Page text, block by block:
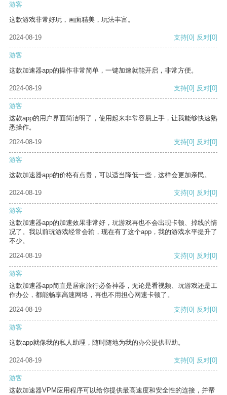
游客
这款游戏非常好玩，画面精美，玩法丰富。
2024-08-19 支持[0] 反对[0]
游客
这款加速器app的操作非常简单，一键加速就能开启，非常方便。
2024-08-19 支持[0] 反对[0]
游客
这款app的用户界面简洁明了，使用起来非常容易上手，让我能够快速熟
悉操作。
2024-08-19
支持[0] 反对[0]
游客
这款加速器app的价格有点贵，可以适当降低一些，这样会更加亲民。
2024-08-19 支持[0] 反对[0]
游客
这款加速器app的加速效果非常好，玩游戏再也不会出现卡顿、掉线的情
况了。我以前玩游戏经常会输，现在有了这个app，我的游戏水平提升了
不少。
2024-08-19
支持[0] 反对[0]
游客
这款加速器app简直是居家旅行必备神器，无论是看视频、玩游戏还是工
作办公，都能畅享高速网络，再也不用担心网速卡顿了。
2024-08-19
支持[0] 反对[0]
游客
这款app就像我的私人助理，随时随地为我的办公提供帮助。
2024-08-19 支持[0] 反对[0]
游客
这款加速器VPM应用程序可以给你提供最高速度和安全性的连接，并帮